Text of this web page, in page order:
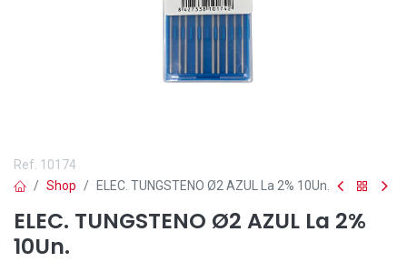
Ref. 10174
Shop
ELEC. TUNGSTENO Ø2 AZUL La 2% 10Un.
ELEC. TUNGSTENO Ø2 AZUL La 2%
10Un.